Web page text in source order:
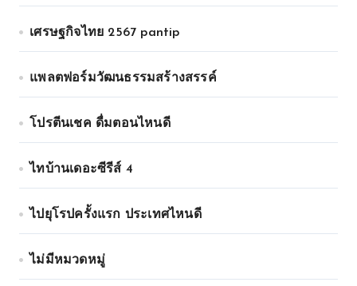
เศรษฐกิจไทย 2567 pantip
แพลตฟอร์มวัฒนธรรมสร้างสรรค์
โปรตีนเชค ดื่มตอนไหนดี
ไทบ้านเดอะซีรีส์ 4
ไปยุโรปครั้งแรก ประเทศไหนดี
ไม่มีหมวดหมู่